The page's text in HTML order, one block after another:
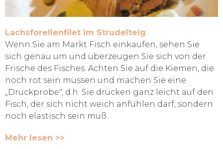
Lachsforellenfilet im Strudelteig
Wenn Sie am Markt Fisch einkaufen, sehen Sie
sich genau um und überzeugen Sie sich von der
Frische des Fisches. Achten Sie auf die Kiemen, die
noch rot sein müssen und machen Sie eine
„Druckprobe", d.h. Sie drücken ganz leicht auf den
Fisch, der sich nicht weich anfühlen darf, sondern
noch elastisch sein muß.
Mehr lesen >>